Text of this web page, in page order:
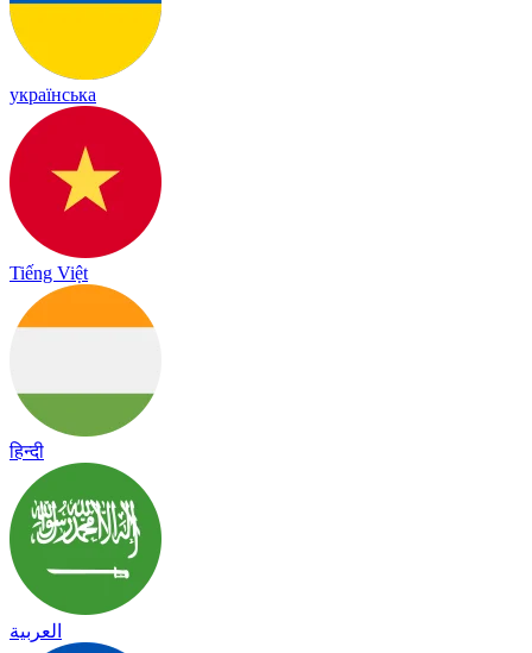
українська
Tiếng Việt
हिन्दी
العربية